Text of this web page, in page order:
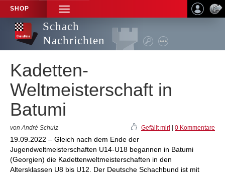
SHOP
TOGGLE
NAVIGATION
Schach
Nachrichten
Kadetten-
Weltmeisterschaft in
Batumi
von André Schulz Gefällt mir! 0 Kommentare
19.09.2022 – Gleich nach dem Ende der
Jugendweltmeisterschaften U14-U18 begannen in Batumi
(Georgien) die Kadettenweltmeisterschaften in den
Altersklassen U8 bis U12. Der Deutsche Schachbund ist mit